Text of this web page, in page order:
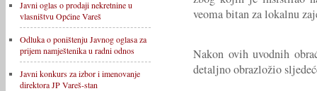
Javni oglas o prodaji nekretnine u
vlasništvu Općine Vareš
Odluka o poništenju Javnog oglasa za
prijem namještenika u radni odnos
Javni konkurs za izbor i imenovanje
direktora JP Vareš-stan
veoma bitan za lokalnu
Nakon ovih uvodnih
detaljno obrazložio